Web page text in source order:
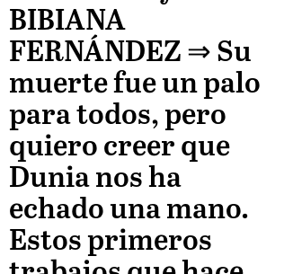
BIBIANA
FERNÁNDEZ ⇒ Su
muerte fue un palo
para todos, pero
quiero creer que
Dunia nos ha
echado una mano.
Estos primeros